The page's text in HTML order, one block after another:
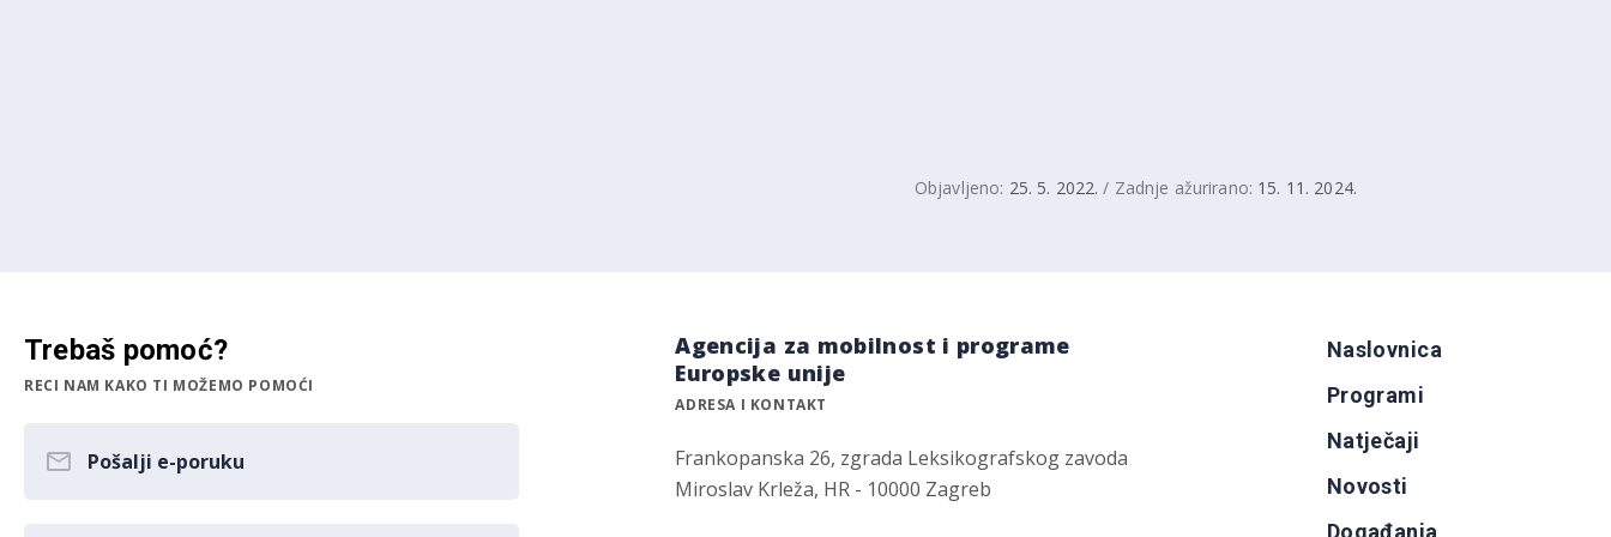
Objavljeno: 25. 5. 2022. / Zadnje ažurirano: 15. 11. 2024.
Trebaš pomoć?
RECI NAM KAKO TI MOŽEMO POMOĆI
Pošalji e-poruku
Agencija za mobilnost i programe
Europske unije
ADRESA I KONTAKT
Frankopanska 26, zgrada Leksikografskog zavoda
Miroslav Krleža, HR - 10000 Zagreb
Naslovnica
Programi
Natječaji
Novosti
Događanja